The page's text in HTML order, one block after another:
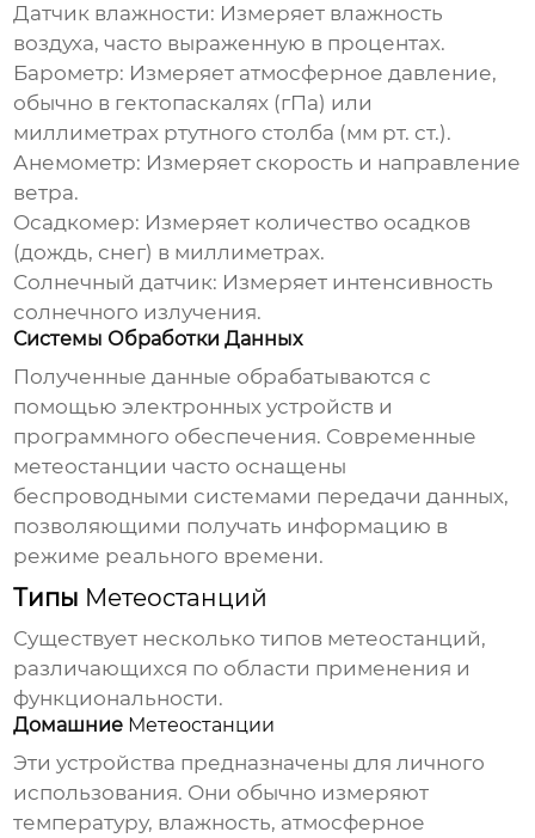
Датчик влажности: Измеряет влажность
воздуха, часто выраженную в процентах.
Барометр: Измеряет атмосферное давление,
обычно в гектопаскалях (гПа) или
миллиметрах ртутного столба (мм рт. ст.).
Анемометр: Измеряет скорость и направление
ветра.
Осадкомер: Измеряет количество осадков
(дождь, снег) в миллиметрах.
Солнечный датчик: Измеряет интенсивность
солнечного излучения.
Системы Обработки Данных
Полученные данные обрабатываются с
помощью электронных устройств и
программного обеспечения. Современные
метеостанции часто оснащены
беспроводными системами передачи данных,
позволяющими получать информацию в
режиме реального времени.
Типы Метеостанций
Существует несколько типов метеостанций,
различающихся по области применения и
функциональности.
Домашние Метеостанции
Эти устройства предназначены для личного
использования. Они обычно измеряют
температуру, влажность, атмосферное